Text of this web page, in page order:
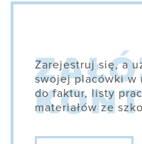
Zarejestruj się, a
swojej placówki w
do faktur, listy
materiałów ze